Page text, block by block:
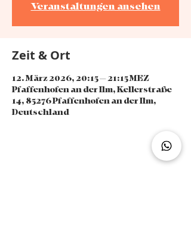
Veranstaltungen ansehen
Zeit & Ort
12. März 2026, 20:15 – 21:15 MEZ
Pfaffenhofen an der Ilm, Kellerstraße
14, 85276 Pfaffenhofen an der Ilm,
Deutschland